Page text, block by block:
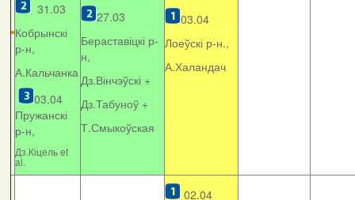
31.03
Кобрынскі
р-н,
А.Кальчанка
03.04
Пружанскі
р-н,
Дз.Кіцель et
al.
27.03
Бераставіцкі р-
н,
Дз.Вінчэўскі +
Дз.Табуноў +
Т.Смыкоўская
03.04
Лоеўскі р-н.,
А.Халандач
02.04